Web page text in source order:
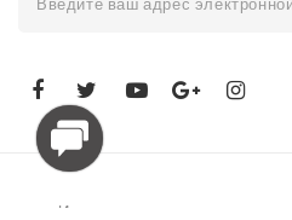
Интернет-магазин рюкзаков